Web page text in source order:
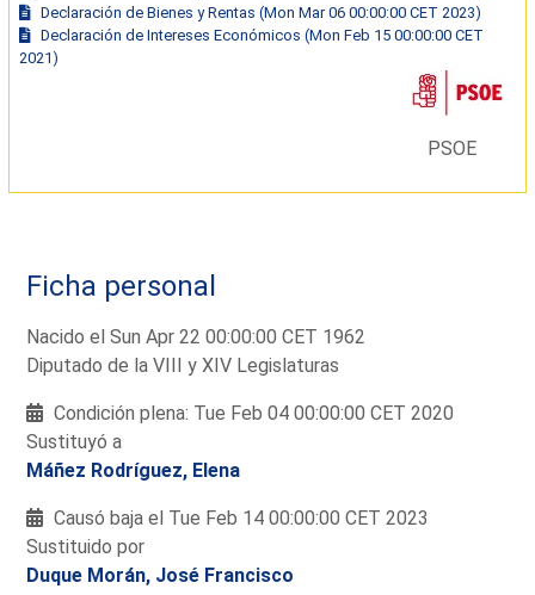
Declaración de Bienes y Rentas (Mon Mar 06 00:00:00 CET 2023)
Declaración de Intereses Económicos (Mon Feb 15 00:00:00 CET
2021)
PSOE
Ficha personal
Nacido el Sun Apr 22 00:00:00 CET 1962
Diputado de la VIII y XIV Legislaturas
Condición plena: Tue Feb 04 00:00:00 CET 2020
Sustituyó a
Máñez Rodríguez, Elena
Causó baja el Tue Feb 14 00:00:00 CET 2023
Sustituido por
Duque Morán, José Francisco